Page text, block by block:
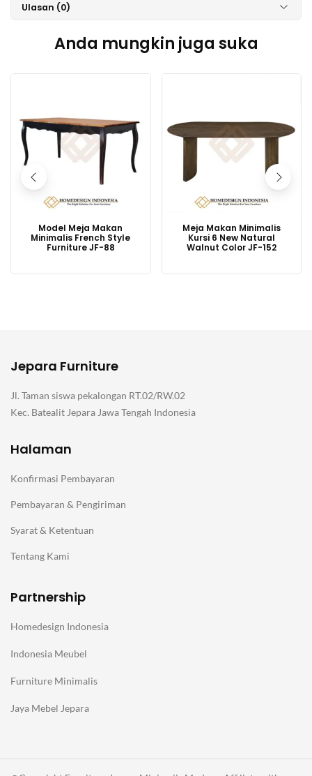
Ulasan (0)
Anda mungkin juga suka
Model Meja Makan
Minimalis French Style
Furniture JF-88
Meja Makan Minimalis
Kursi 6 New Natural
Walnut Color JF-152
Jepara Furniture
Jl. Taman siswa pekalongan RT.02/RW.02
Kec. Batealit Jepara Jawa Tengah Indonesia
Halaman
Konfirmasi Pembayaran
Pembayaran & Pengiriman
Syarat & Ketentuan
Tentang Kami
Partnership
Homedesign Indonesia
Indonesia Meubel
Furniture Minimalis
Jaya Mebel Jepara